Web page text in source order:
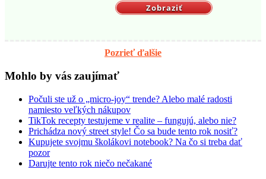
Zobraziť
Pozrieť ďalšie
Mohlo by vás zaujímať
Počuli ste už o „micro-joy“ trende? Alebo malé radosti
namiesto veľkých nákupov
TikTok recepty testujeme v realite – fungujú, alebo nie?
Prichádza nový street style! Čo sa bude tento rok nosiť?
Kupujete svojmu školákovi notebook? Na čo si treba dať
pozor
Darujte tento rok niečo nečakané